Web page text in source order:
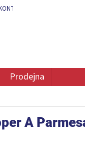
OCHRANA
Prodejna
A